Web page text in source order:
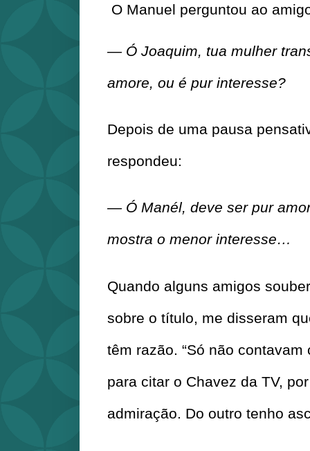
O Manuel perguntou ao
— Ó Joaquim, tua mulher
amore, ou é pur interesse?
Depois de uma pausa
respondeu:
— Ó Manél, deve ser pur
mostra o menor interesse…
Quando alguns amigos
sobre o título, me disseram
têm razão. “Só não contavam
para citar o Chavez da TV,
admiração. Do outro tenho